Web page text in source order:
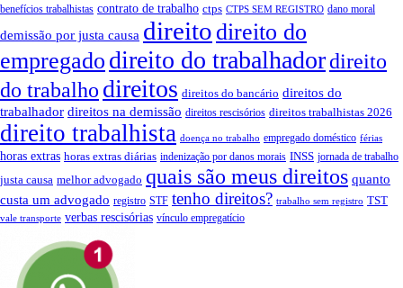
benefícios trabalhistas contrato de trabalho ctps CTPS SEM REGISTRO dano moral
demissão por justa causa direito direito do
empregado direito do trabalhadordireito
do trabalho direitos direitos do bancário direitos do
trabalhador direitos na demissão direitos rescisórios direitos trabalhistas 2026
direito trabalhista doença no trabalho empregado doméstico férias
horas extras horas extras diárias indenização por danos morais INSS jornada de trabalho
justa causa melhor advogado quais são meus direitos quanto
custa um advogado registro STF tenho direitos? trabalho sem registro TST
vale transporte verbas rescisórias vínculo empregatício